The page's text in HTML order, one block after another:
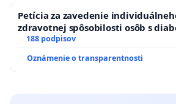
Petícia za zavedenie
zdravotnej spôsobilosti osôb s
pri prijímaní do Policajného zboru
188 podpisov
Oznámenie o transparentnosti